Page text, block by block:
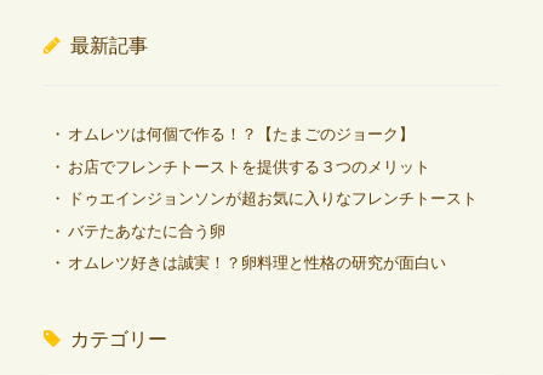
最新記事
オムレツは何個で作る！？【たまごのジョーク】
お店でフレンチトーストを提供する３つのメリット
ドゥエインジョンソンが超お気に入りなフレンチトースト
バテたあなたに合う卵
オムレツ好きは誠実！？卵料理と性格の研究が面白い
カテゴリー